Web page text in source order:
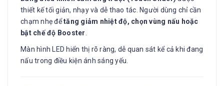
thiết kế tối giản, nhạy và dễ thao tác. Người dùng chỉ cần
chạm nhẹ đểtăng giảm nhiệt độ, chọn vùng nấu hoặc
bật chế độ Booster.
Màn hình LED hiển thị rõ ràng, dễ quan sát kể cả khi đang
nấu trong điều kiện ánh sáng yếu.